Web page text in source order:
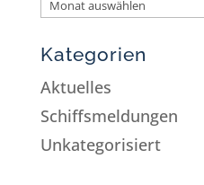
Kategorien
Aktuelles
Schiffsmeldungen
Unkategorisiert